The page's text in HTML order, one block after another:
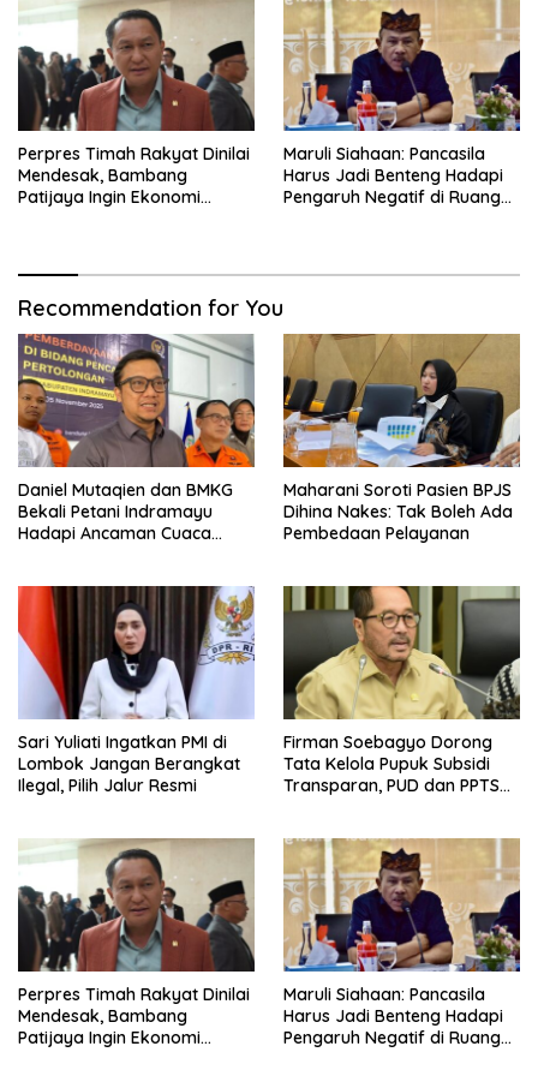
Perpres Timah Rakyat Dinilai
Mendesak, Bambang
Patijaya Ingin Ekonomi
Maruli Siahaan: Pancasila
Harus Jadi Benteng Hadapi
Pengaruh Negatif di Ruang
Recommendation for You
Daniel Mutaqien dan BMKG
Bekali Petani Indramayu
Hadapi Ancaman Cuaca
Maharani Soroti Pasien BPJS
Dihina Nakes: Tak Boleh Ada
Pembedaan Pelayanan
Sari Yuliati Ingatkan PMI di
Lombok Jangan Berangkat
Ilegal, Pilih Jalur Resmi
Firman Soebagyo Dorong
Tata Kelola Pupuk Subsidi
Transparan, PUD dan PPTS
Perpres Timah Rakyat Dinilai
Mendesak, Bambang
Patijaya Ingin Ekonomi
Maruli Siahaan: Pancasila
Harus Jadi Benteng Hadapi
Pengaruh Negatif di Ruang